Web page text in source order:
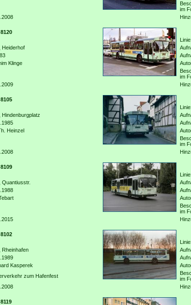
im
Heiderhof
Klinge
Linie:
im
Hindenburgplatz
Heinzel
Linie:
im
Quantiusstr.
Linie:
im
Rheinhafen
Kasperek
zum Hafenfest
Linie:
im